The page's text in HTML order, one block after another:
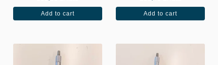
Add to cart Add to cart